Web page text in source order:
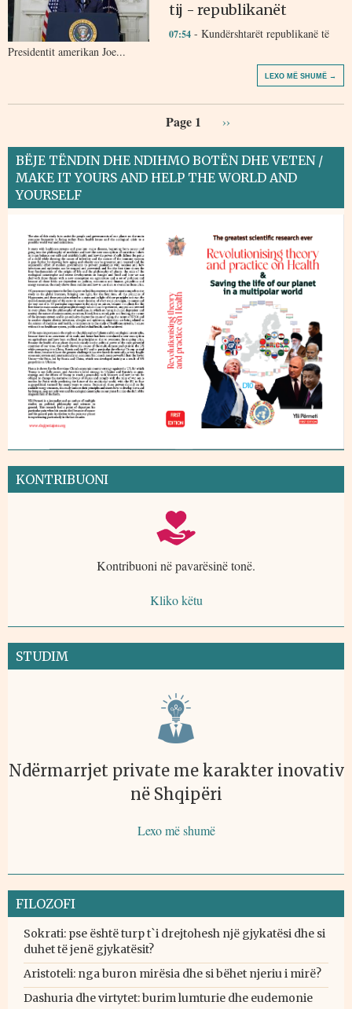
tij - republikanët
07:54 - Kundërshtarët republikanë të
Presidentit amerikan Joe...
LEXO MË SHUMË →
Page 1 ››
BËJE TËNDIN DHE NDIHMO BOTËN DHE VETEN /
MAKE IT YOURS AND HELP THE WORLD AND
YOURSELF
KONTRIBUONI
Kontribuoni në pavarësinë tonë.
Kliko këtu
STUDIM
Ndërmarrjet private me karakter inovativ
në Shqipëri
Lexo më shumë
FILOZOFI
Sokrati: pse është turp t`i drejtohesh një gjykatësi dhe si
duhet të jenë gjykatësit?
Aristoteli: nga buron mirësia dhe si bëhet njeriu i mirë?
Dashuria dhe virtytet: burim lumturie dhe eudemonie